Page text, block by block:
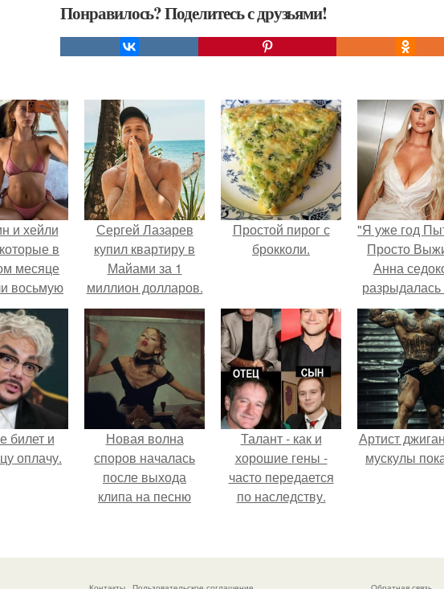
Понравилось? Поделитесь с друзьями!
и хейли
в
месяце
восьмую
показали
фото с
Сергей Лазарев
купил квартиру в
Майами за 1
миллион долларов.
Простой пирог с
брокколи.
"Я уже год
Просто
Анна
разрыдалась
жесткой
проклятий в
билет и
оплачу.
Новая волна
споров началась
после выхода
клипа на песню
Талант - как и
хорошие гены -
часто передается
по наследству.
Артист
мускулы